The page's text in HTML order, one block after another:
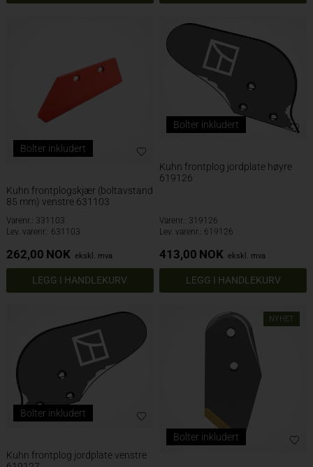
Bolter inkludert
Kuhn frontplogskjær (boltavstand
85 mm) venstre 631103
Varenr.: 331103
Lev. varenr.: 631103
262,00 NOK ekskl. mva
Bolter inkludert
Kuhn frontplog jordplate høyre
619126
Varenr.: 319126
Lev. varenr.: 619126
413,00 NOK ekskl. mva
Bolter inkludert
Kuhn frontplog jordplate venstre
NYHET
Bolter inkludert